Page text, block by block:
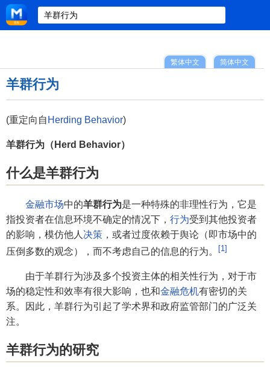
简体中文
繁体中文
羊群行为
(重定向自 Herding Behavior)
羊群行为（Herd Behavior）
什么是羊群行为
金融市场中的羊群行为是一种特殊的非理性行为，它是
指投资者在信息环境不确定的情况下， 行为受到其他投资者
的影响，模仿他人 决策 ，或者过度依赖于舆论（即市场中的
压倒多数的观念），而不考虑自己的信息的行为。
[1]
由于羊群行为涉及多个投资主体的相关性行为，对于市
场的稳定性和效率有很大影响，也和金融危机有密切的关
系。因此，羊群行为引起了学术界和政府监管部门的广泛关
注。
羊群行为的研究